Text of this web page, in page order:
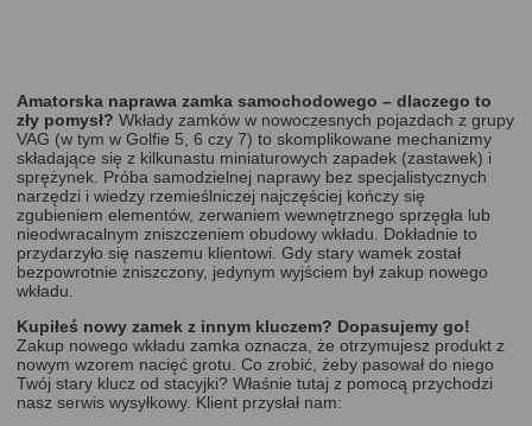
Amatorska naprawa zamka samochodowego – dlaczego to
zły pomysł? Wkłady zamków w nowoczesnych pojazdach z grupy
VAG (w tym w Golfie 5, 6 czy 7) to skomplikowane mechanizmy
składające się z kilkunastu miniaturowych zapadek (zastawek) i
sprężynek. Próba samodzielnej naprawy bez specjalistycznych
narzędzi i wiedzy rzemieślniczej najczęściej kończy się
zgubieniem elementów, zerwaniem wewnętrznego sprzęgła lub
nieodwracalnym zniszczeniem obudowy wkładu. Dokładnie to
przydarzyło się naszemu klientowi. Gdy stary wamek został
bezpowrotnie zniszczony, jedynym wyjściem był zakup nowego
wkładu.
Kupiłeś nowy zamek z innym kluczem? Dopasujemy go!
Zakup nowego wkładu zamka oznacza, że otrzymujesz produkt z
nowym wzorem nacięć grotu. Co zrobić, żeby pasował do niego
Twój stary klucz od stacyjki? Właśnie tutaj z pomocą przychodzi
nasz serwis wysyłkowy. Klient przysłał nam: